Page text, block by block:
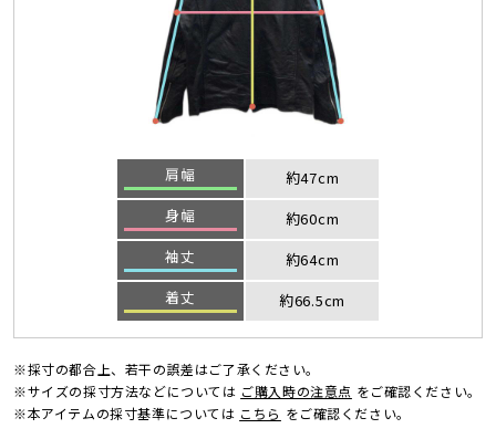
肩幅
約47cm
身幅
約60cm
袖丈
約64cm
着丈
約66.5cm
※採寸の都合上、若干の誤差はご了承ください。
※サイズの採寸方法などについては ご購入時の注意点 をご確認ください。
※本アイテムの採寸基準については こちら をご確認ください。